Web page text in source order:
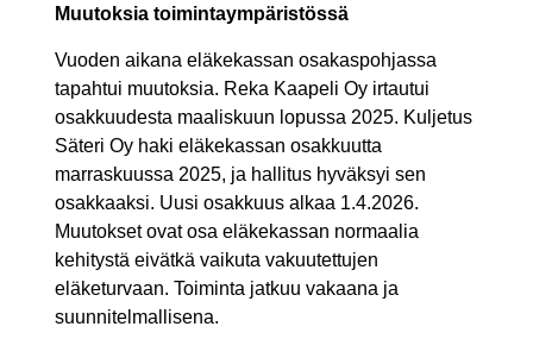
Muutoksia toimintaympäristössä
Vuoden aikana eläkekassan osakaspohjassa
tapahtui muutoksia. Reka Kaapeli Oy irtautui
osakkuudesta maaliskuun lopussa 2025. Kuljetus
Säteri Oy haki eläkekassan osakkuutta
marraskuussa 2025, ja hallitus hyväksyi sen
osakkaaksi. Uusi osakkuus alkaa 1.4.2026.
Muutokset ovat osa eläkekassan normaalia
kehitystä eivätkä vaikuta vakuutettujen
eläketurvaan. Toiminta jatkuu vakaana ja
suunnitelmallisena.